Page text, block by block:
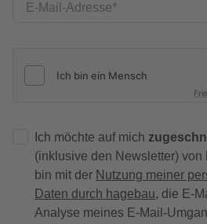
E-Mail-Adresse
Ich möchte auf mich
(inklusive den Newsletter) von
bin mit der Nutzung meiner
Daten durch hagebau, die E-
Analyse meines E-Mail-